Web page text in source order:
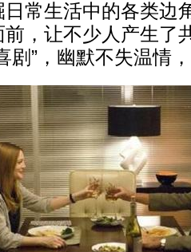
常生活中的各类边
，让不少人产生了
剧”，幽默不失温情